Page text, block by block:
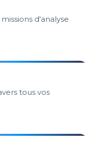
d'analyse
tous vos